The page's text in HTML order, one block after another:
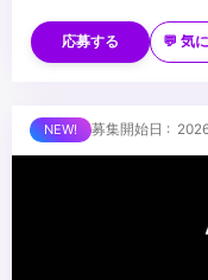
・国内外プロダクション
・Houdini／Nuke 等、
・実写・アニメ双方の
・コンポジッター・クリ
■求める人物像
・VFX工程全体を俯瞰し
・パイプライン設計・
・技術的バックグラウ
応募する 💬 気
募集開始日 :